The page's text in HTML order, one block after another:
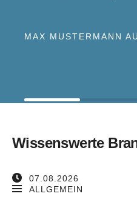
MAX MUSTERMANN
Wissenswerte
07.08.2026
ALLGEMEIN